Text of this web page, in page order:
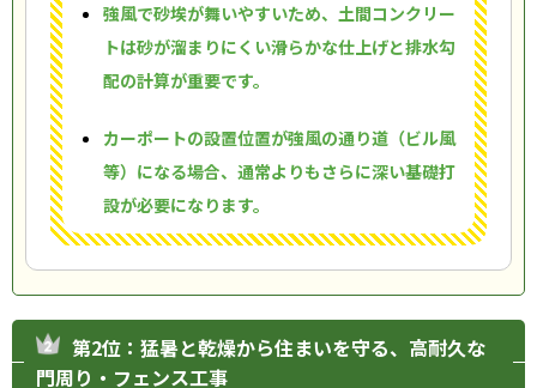
強風で砂埃が舞いやすいため、土間コンクリー
トは砂が溜まりにくい滑らかな仕上げと排水勾
配の計算が重要です。
カーポートの設置位置が強風の通り道（ビル風
等）になる場合、通常よりもさらに深い基礎打
設が必要になります。
第2位：猛暑と乾燥から住まいを守る、高耐久な
門周り・フェンス工事